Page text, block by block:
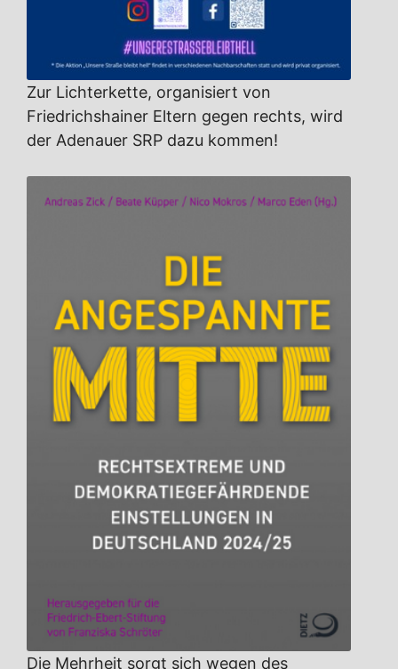
Zur Lichterkette, organisiert von
Friedrichshainer Eltern gegen rechts, wird
der Adenauer SRP dazu kommen!
Die Mehrheit sorgt sich wegen des